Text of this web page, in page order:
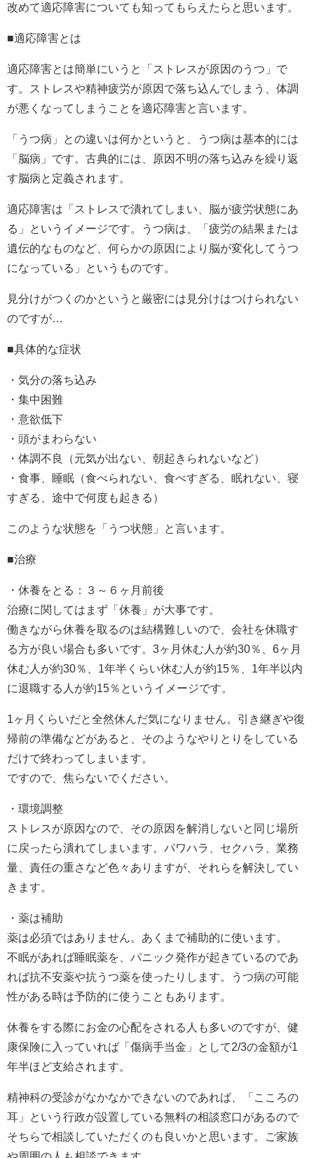
改めて適応障害についても知ってもらえたらと思います。
■適応障害とは
適応障害とは簡単にいうと「ストレスが原因のうつ」で
す。ストレスや精神疲労が原因で落ち込んでしまう、体調
が悪くなってしまうことを適応障害と言います。
「うつ病」との違いは何かというと、うつ病は基本的には
「脳病」です。古典的には、原因不明の落ち込みを繰り返
す脳病と定義されます。
適応障害は「ストレスで潰れてしまい、脳が疲労状態にあ
る」というイメージです。うつ病は、「疲労の結果または
遺伝的なものなど、何らかの原因により脳が変化してうつ
になっている」というものです。
見分けがつくのかというと厳密には見分けはつけられない
のですが…
■具体的な症状
・気分の落ち込み
・集中困難
・意欲低下
・頭がまわらない
・体調不良（元気が出ない、朝起きられないなど）
・食事、睡眠（食べられない、食べすぎる、眠れない、寝
すぎる、途中で何度も起きる）
このような状態を「うつ状態」と言います。
■治療
・休養をとる：３～６ヶ月前後
治療に関してはまず「休養」が大事です。
働きながら休養を取るのは結構難しいので、会社を休職す
る方が良い場合も多いです。3ヶ月休む人が約30％、6ヶ月
休む人が約30％、1年半くらい休む人が約15％、1年半以内
に退職する人が約15％というイメージです。
1ヶ月くらいだと全然休んだ気になりません。引き継ぎや復
帰前の準備などがあると、そのようなやりとりをしている
だけで終わってしまいます。
ですので、焦らないでください。
・環境調整
ストレスが原因なので、その原因を解消しないと同じ場所
に戻ったら潰れてしまいます。パワハラ、セクハラ、業務
量、責任の重さなど色々ありますが、それらを解決してい
きます。
・薬は補助
薬は必須ではありません。あくまで補助的に使います。
不眠があれば睡眠薬を、パニック発作が起きているのであ
れば抗不安薬や抗うつ薬を使ったりします。うつ病の可能
性がある時は予防的に使うこともあります。
休養をする際にお金の心配をされる人も多いのですが、健
康保険に入っていれば「傷病手当金」として2/3の金額が1
年半ほど支給されます。
精神科の受診がなかなかできないのであれば、「こころの
耳」という行政が設置している無料の相談窓口があるので
そちらで相談していただくのも良いかと思います。ご家族
や周囲の人も相談できます。